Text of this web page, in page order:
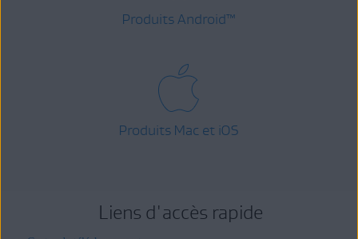
Produits Android™
Produits Mac et iOS
Liens d'accès rapide